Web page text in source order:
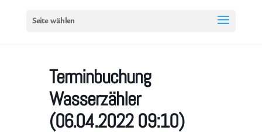
Seite wählen
Terminbuchung
Wasserzähler
(06.04.2022 09:10)